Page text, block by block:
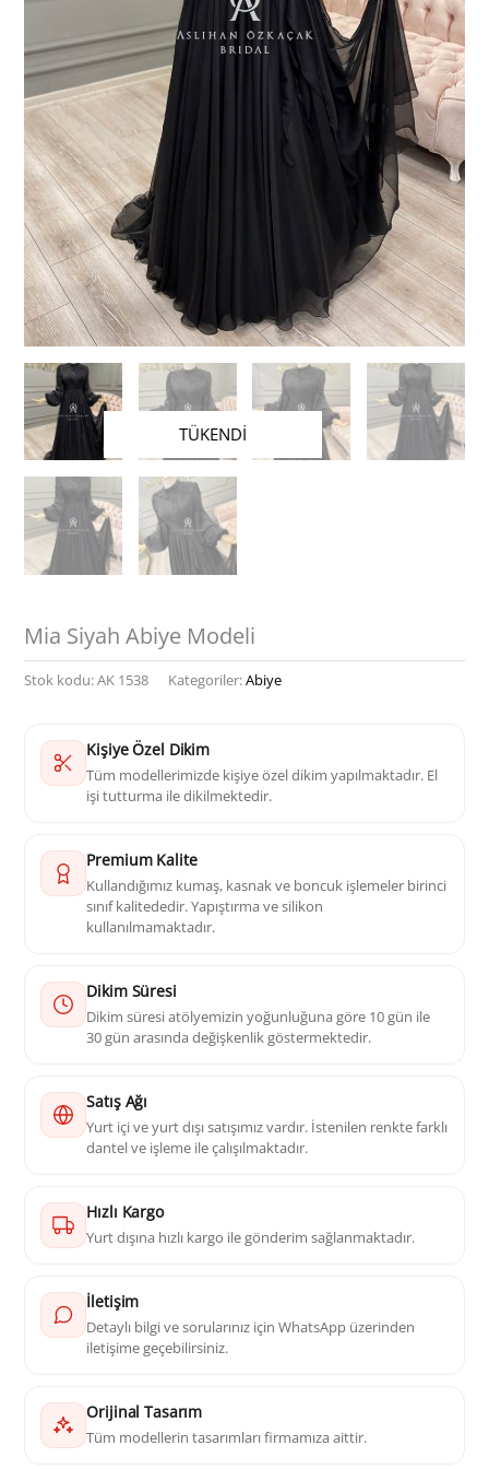
TÜKENDİ
Mia Siyah Abiye Modeli
Stok kodu:AK 1538 Kategoriler:Abiye
Kişiye Özel Dikim
Tüm modellerimizde kişiye özel dikim yapılmaktadır. El
işi tutturma ile dikilmektedir.
Premium Kalite
Kullandığımız kumaş, kasnak ve boncuk işlemeler birinci
sınıf kalitededir. Yapıştırma ve silikon
kullanılmamaktadır.
Dikim Süresi
Dikim süresi atölyemizin yoğunluğuna göre 10 gün ile
30 gün arasında değişkenlik göstermektedir.
Satış Ağı
Yurt içi ve yurt dışı satışımız vardır. İstenilen renkte farklı
dantel ve işleme ile çalışılmaktadır.
Hızlı Kargo
Yurt dışına hızlı kargo ile gönderim sağlanmaktadır.
İletişim
Detaylı bilgi ve sorularınız için WhatsApp üzerinden
iletişime geçebilirsiniz.
Orijinal Tasarım
Tüm modellerin tasarımları firmamıza aittir.